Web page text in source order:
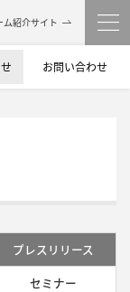
ム紹介サイト
お問い合わせ
プレスリリース
セミナー